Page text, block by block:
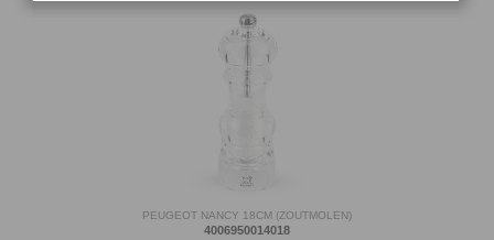
PEUGEOT NANCY 18CM (ZOUTMOLEN)
4006950014018